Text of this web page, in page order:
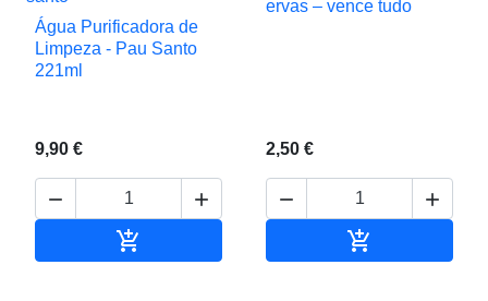
Água Purificadora de
Limpeza - Pau Santo
221ml
9,90 €
 

ervas – vence tudo
2,50 €
 
